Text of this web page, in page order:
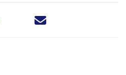
Deel dit nieuwsbericht via X -
Deel dit nieuwsbericht via
Deel dit nieuwsbericht
Deel dit